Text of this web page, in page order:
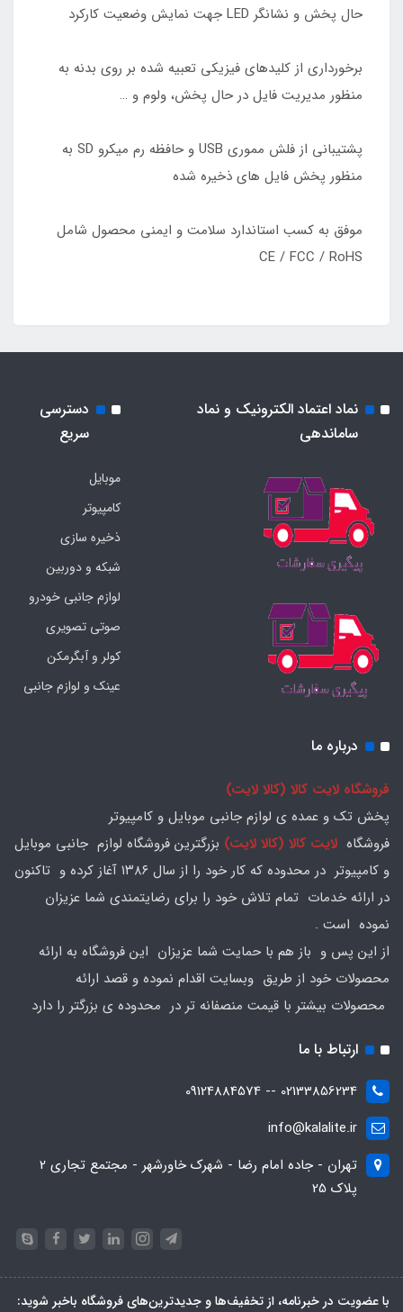
حال پخش و نشانگر LED جهت نمایش وضعیت کارکرد
برخورداری از کلیدهای فیزیکی تعبیه شده بر روی بدنه به
منظور مدیریت فایل در حال پخش، ولوم و …
پشتیبانی از فلش مموری USB و حافظه رم میکرو SD به
منظور پخش فایل های ذخیره شده
موفق به کسب استاندارد سلامت و ایمنی محصول شامل
CE / FCC / RoHS
نماد اعتماد الکترونیک و نماد
ساماندهی
دسترسی
سریع
موبایل
کامپیوتر
ذخیره سازی
شبکه و دوربین
لوازم جانبی خودرو
صوتی تصویری
کولر و آبگرمکن
عینک و لوازم جانبی
درباره ما
فروشگاه لایت کالا (کالا لایت)
پخش تک و عمده ی لوازم جانبی موبایل و کامپیوتر
فروشگاه لایت کالا (کالا لایت) بزرگترین فروشگاه لوازم جانبی موبایل
و کامپیوتر در محدوده که کار خود را از سال ۱۳۸۶ آغاز کرده و تاکنون
در ارائه خدمات تمام تلاش خود را برای رضایتمندی شما عزیزان
نموده است .
از این پس و باز هم با حمایت شما عزیزان این فروشگاه به ارائه
محصولات خود از طریق وبسایت اقدام نموده و قصد ارائه
محصولات بیشتر با قیمت منصفانه تر در محدوده ی بزرگتر را دارد
ارتباط با ما
02133856234 -- 09124884574
info@kalalite.ir
تهران - جاده امام رضا - شهرک خاورشهر - مجتمع تجاری 2
پلاک 25
با عضویت در خبرنامه، از تخفیف‌ها و جدیدترین‌های فروشگاه باخبر شوید: